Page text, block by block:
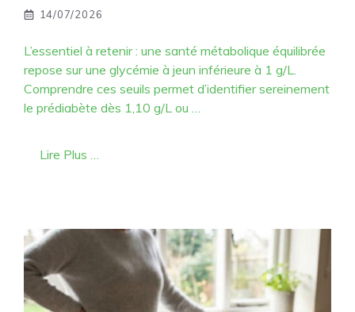
14/07/2026
L’essentiel à retenir : une santé métabolique équilibrée
repose sur une glycémie à jeun inférieure à 1 g/L.
Comprendre ces seuils permet d’identifier sereinement
le prédiabète dès 1,10 g/L ou …
Lire Plus …